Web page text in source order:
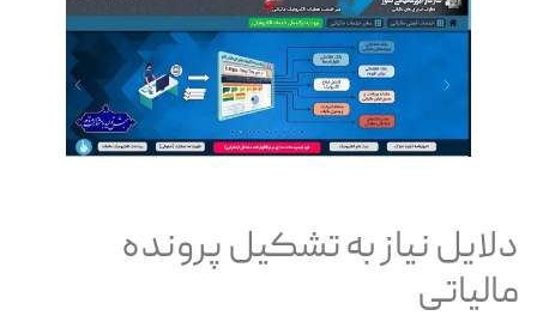
دلایل نیاز به تشکیل پرونده
مالیاتی